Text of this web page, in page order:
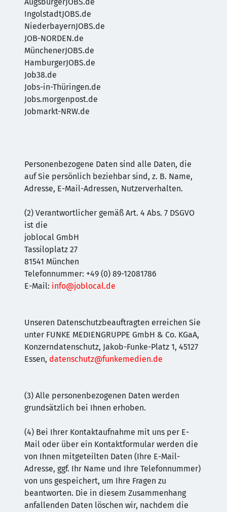
IngolstadtJOBS.de
NiederbayernJOBS.de
JOB-NORDEN.de
MünchenerJOBS.de
HamburgerJOBS.de
Job38.de
Jobs-in-Thüringen.de
Jobs.morgenpost.de
Jobmarkt-NRW.de
Personenbezogene Daten sind alle Daten, die
auf Sie persönlich beziehbar sind, z. B. Name,
Adresse, E-Mail-Adressen, Nutzerverhalten.
(2) Verantwortlicher gemäß Art. 4 Abs. 7 DSGVO
ist die
joblocal GmbH
Tassiloplatz 27
81541 München
Telefonnummer: +49 (0) 89-12081786
E-Mail: info@joblocal.de
Unseren Datenschutzbeauftragten erreichen Sie
unter FUNKE MEDIENGRUPPE GmbH & Co. KGaA,
Konzerndatenschutz, Jakob-Funke-Platz 1, 45127
Essen, datenschutz@funkemedien.de
(3) Alle personenbezogenen Daten werden
grundsätzlich bei Ihnen erhoben.
(4) Bei Ihrer Kontaktaufnahme mit uns per E-
Mail oder über ein Kontaktformular werden die
von Ihnen mitgeteilten Daten (Ihre E-Mail-
Adresse, ggf. Ihr Name und Ihre Telefonnummer)
von uns gespeichert, um Ihre Fragen zu
beantworten. Die in diesem Zusammenhang
anfallenden Daten löschen wir, nachdem die